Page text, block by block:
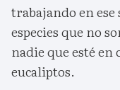
trabajando en
especies que no
nadie que esté en
eucaliptos.